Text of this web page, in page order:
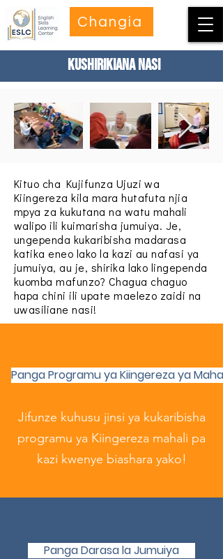
Changia
kushirikiana nasi
Kituo cha Kujifunza Ujuzi wa
Kiingereza kila mara hutafuta njia
mpya za kukutana na watu mahali
walipo ili kuimarisha jumuiya. Je,
ungependa kukaribisha madarasa
katika eneo lako la kazi au nafasi ya
jumuiya, au je, shirika lako lingependa
kuomba mafunzo? Chagua chaguo
hapa chini ili upate maelezo zaidi na
uwasiliane nasi!
Panga Programu ya Kiingereza ya
Jifunze kuhusu jinsi ya kukaribisha
programu ya Kiingereza mahali pa
kazi kwenye biashara yako!
Panga Darasa la Jumuiya